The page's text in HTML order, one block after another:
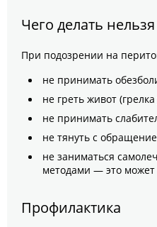
Чего делать нельзя
При подозрении на
не принимать
не греть живот
не принимать
не тянуть с
не заниматься
методами — это может
Профилактика